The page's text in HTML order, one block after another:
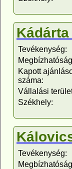
Tevékenység:
Kapott
száma:
Vállalási
Székhely:
Tevékenység: